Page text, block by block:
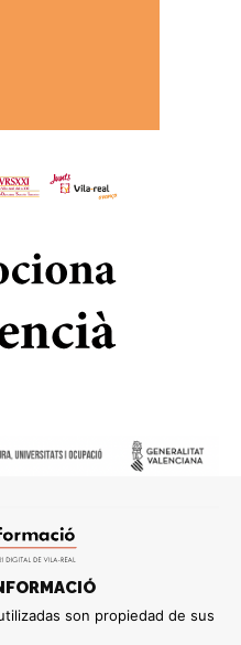
son propiedad de sus